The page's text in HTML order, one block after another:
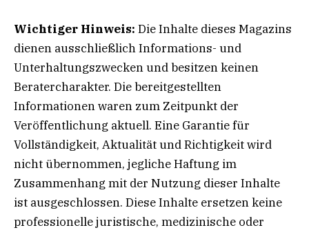
Wichtiger Hinweis: Die Inhalte dieses Magazins
dienen ausschließlich Informations- und
Unterhaltungszwecken und besitzen keinen
Beratercharakter. Die bereitgestellten
Informationen waren zum Zeitpunkt der
Veröffentlichung aktuell. Eine Garantie für
Vollständigkeit, Aktualität und Richtigkeit wird
nicht übernommen, jegliche Haftung im
Zusammenhang mit der Nutzung dieser Inhalte
ist ausgeschlossen. Diese Inhalte ersetzen keine
professionelle juristische, medizinische oder